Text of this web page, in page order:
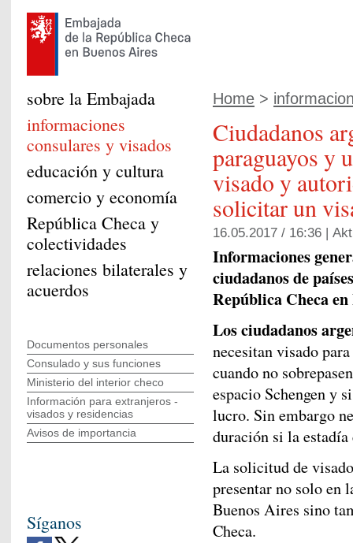
Home >
Ciudadanos
paraguayos y
visado y
solicitar un
16.05.2017 / 16:36 |
Informaciones
ciudadanos de
República Checa
Los ciudadanos
necesitan visado
cuando no
espacio Schengen y
lucro. Sin embargo
duración si la
La solicitud de
presentar no solo en
Buenos Aires sino
Checa.
sobre la Embajada
informaciones
consulares y visados
educación y cultura
comercio y economía
República Checa y
colectividades
relaciones bilaterales y
acuerdos
Documentos personales
Consulado y sus funciones
Ministerio del interior checo
Información para extranjeros -
visados y residencias
Avisos de importancia
Síganos